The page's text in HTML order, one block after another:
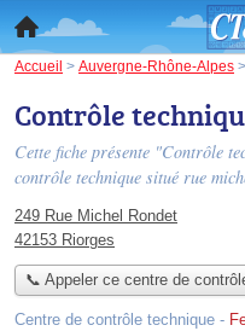
Accueil > Auvergne-Rhône-Alpes >
Contrôle
Cette fiche présente "Contrôle
contrôle technique situé rue
249 Rue Michel Rondet
42153 Riorges
📞 Appeler ce centre de
Centre de contrôle technique -